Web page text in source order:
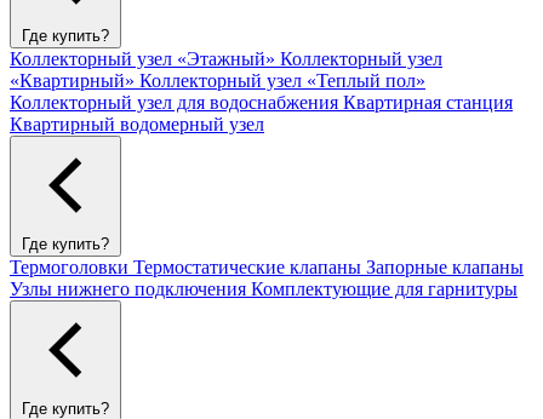
Где купить?
Коллекторный узел «Этажный» Коллекторный узел
«Квартирный» Коллекторный узел «Теплый пол»
Коллекторный узел для водоснабжения Квартирная станция
Квартирный водомерный узел
Где купить?
Термоголовки Термостатические клапаны Запорные клапаны
Узлы нижнего подключения Комплектующие для гарнитуры
Где купить?